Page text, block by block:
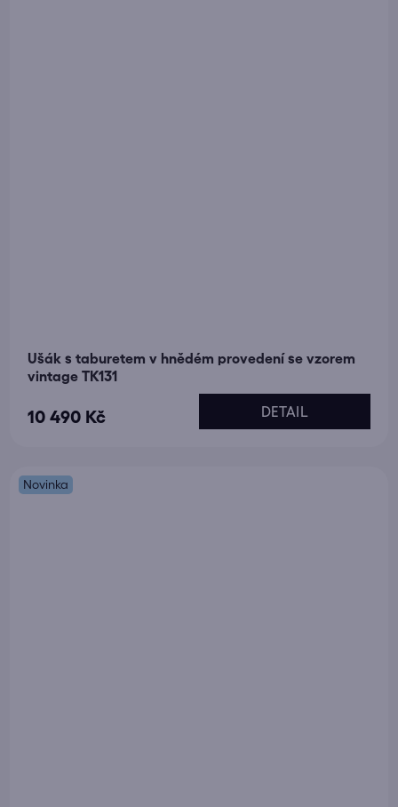
Ušák s taburetem v hnědém provedení se vzorem
vintage TK131
10 490 Kč DETAIL
Novinka